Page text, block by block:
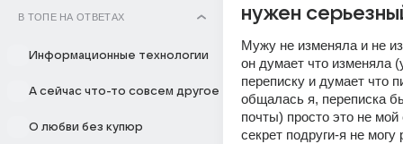
В ТОПЕ НА ОТВЕТАХ
Информационные технологии
А сейчас что-то совсем другое
О любви без купюр
нужен
Мужу не изменяла и не
он думает что изменяла
переписку и думает что
общалась я, переписка
почты) просто это не мой
секрет подруги-я не могу